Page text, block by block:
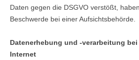
Daten gegen die DSGVO verstößt,
Beschwerde bei einer Aufsichtsbehörde.
Datenerhebung und -verarbeitung
Internet